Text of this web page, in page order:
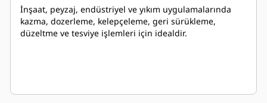
İnşaat, peyzaj, endüstriyel ve yıkım uygulamalarında
kazma, dozerleme, kelepçeleme, geri sürükleme,
düzeltme ve tesviye işlemleri için idealdir.